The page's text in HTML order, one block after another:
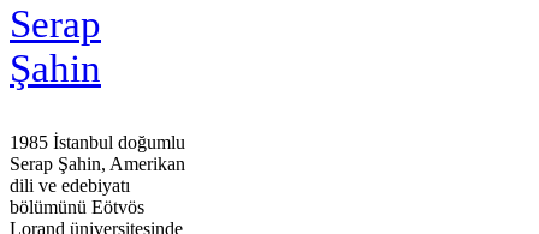
Serap
Şahin
1985 İstanbul doğumlu
Serap Şahin, Amerikan
dili ve edebiyatı
bölümünü Eötvös
Lorand üniversitesinde